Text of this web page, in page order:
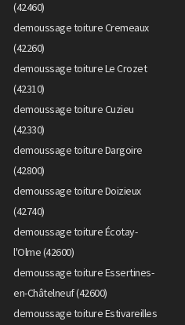
(42460)
demoussage toiture Cremeaux
(42260)
demoussage toiture Le Crozet
(42310)
demoussage toiture Cuzieu
(42330)
demoussage toiture Dargoire
(42800)
demoussage toiture Doizieux
(42740)
demoussage toiture Écotay-
l'Olme (42600)
demoussage toiture Essertines-
en-Châtelneuf (42600)
demoussage toiture Estivareilles